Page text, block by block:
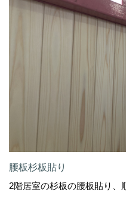
腰板杉板貼り
2階居室の杉板の腰板貼り、